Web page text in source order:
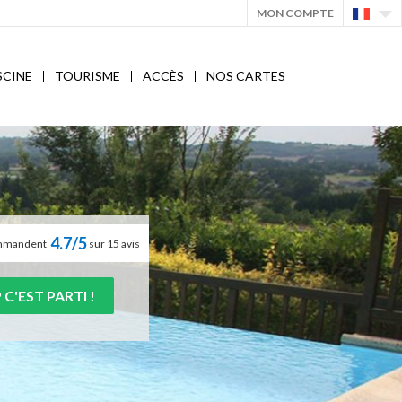
MON COMPTE
TOURISME ACCÈS NOS CARTES
4.7/5 sur 15 avis